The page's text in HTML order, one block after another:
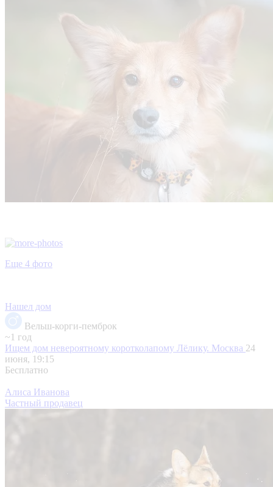
Еще 4 фото
Нашел дом
Вельш-корги-пемброк
~1 год
Ищем дом невероятному коротколапому Лёлику. Москва 24
июня, 19:15
Бесплатно
Алиса Иванова
Частный продавец